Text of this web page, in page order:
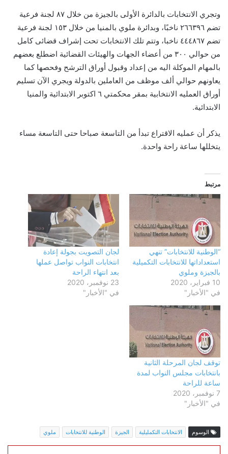
وتجري الانتخابات بالدائرة الأولى بالجيزة من خلال ٨٧ لجنة فرعية
تضم ٢٦٦٣٩٦ ناخبًا، وبدائرة ملوي بالمنيا من خلال ١٥٣ لجنة فرعية
تضم ٤٤٤٨٦٧ ناخبا، وتتم تلك الانتخابات تحت إشراف قضائى كامل
من حوالي ٣٠٠ من أعضاء الجهات والهيئات القضائية اضطلع بعضهم
بالمهام الموكلة اليه من إعداد وقبول أوراق الترشح وفحصها كما
يعاونهم حوالي ألف موظف من العاملين بالدولة ويجري الآن تسليم
أوراق العمليه الانتخابية بمقر محكمتي ٦ اكتوبر الابتدائية والمنيا
الابتدائية.
يذكر أن عمليه الاقتراع تبدأ من التاسعة صباحا حتى التاسعة مساء
يتخللها ساعة راحة واحدة.
مرتبط
“الوطنية للانتخابات” تنهي
استعداداتها للانتخابات التكميلية
بالجيزة وملوي
10 فبراير، 2020
في "الأخبار"
لجان التصويت بجولة إعادة
انتخابات النواب تواصل عملها
بعد انتهاء الراحة
23 نوفمبر، 2020
في "الأخبار"
توقف لجان المرحلة الثانية
بانتخابات مجلس النواب لمدة
ساعة للراحة
7 نوفمبر، 2020
في "الأخبار"
الوسوم الانتخابات التكمليلية الجيزة الوطنية للانتخابات ملوي